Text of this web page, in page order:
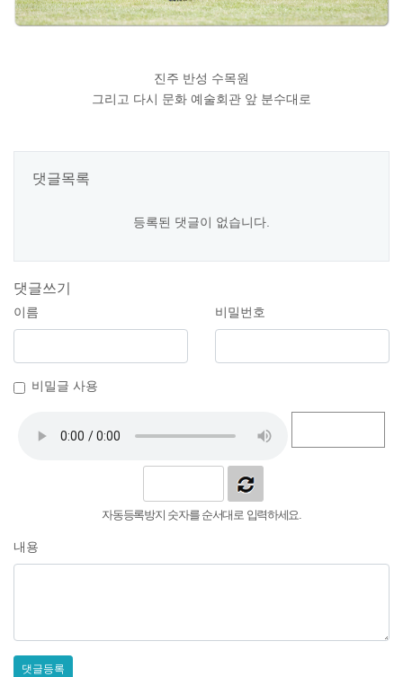
진주 반성 수목원
그리고 다시 문화 예술회관 앞 분수대로
댓글목록
등록된 댓글이 없습니다.
댓글쓰기
이름 비밀번호
비밀글 사용
자동등록방지 숫자를 순서대로 입력하세요.
내용
댓글등록